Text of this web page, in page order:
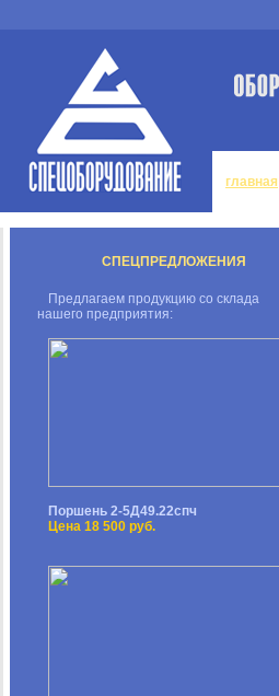
главная
СПЕЦПРЕДЛОЖЕНИЯ
Предлагаем продукцию со склада
нашего предприятия:
Поршень 2-5Д49.22спч
Цена 18 500 руб.